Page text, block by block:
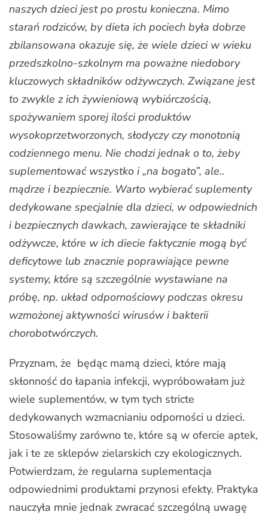
naszych dzieci jest po prostu konieczna. Mimo
starań rodziców, by dieta ich pociech była dobrze
zbilansowana okazuje się, że wiele dzieci w wieku
przedszkolno-szkolnym ma poważne niedobory
kluczowych składników odżywczych. Związane jest
to zwykle z ich żywieniową wybiórczością,
spożywaniem sporej ilości produktów
wysokoprzetworzonych, słodyczy czy monotonią
codziennego menu. Nie chodzi jednak o to, żeby
suplementować wszystko i „na bogato”, ale..
mądrze i bezpiecznie. Warto wybierać suplementy
dedykowane specjalnie dla dzieci, w odpowiednich
i bezpiecznych dawkach, zawierające te składniki
odżywcze, które w ich diecie faktycznie mogą być
deficytowe lub znacznie poprawiające pewne
systemy, które są szczególnie wystawiane na
próbę, np. układ odpornościowy podczas okresu
wzmożonej aktywności wirusów i bakterii
chorobotwórczych.
Przyznam, że będąc mamą dzieci, które mają
skłonność do łapania infekcji, wypróbowałam już
wiele suplementów, w tym tych stricte
dedykowanych wzmacnianiu odporności u dzieci.
Stosowaliśmy zarówno te, które są w ofercie aptek,
jak i te ze sklepów zielarskich czy ekologicznych.
Potwierdzam, że regularna suplementacja
odpowiednimi produktami przynosi efekty. Praktyka
nauczyła mnie jednak zwracać szczególną uwagę